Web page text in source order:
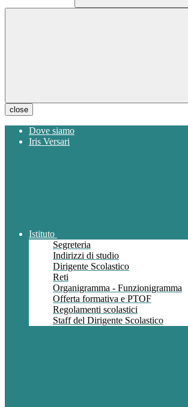
close
Dove siamo
Iris Versari
Istituto
Segreteria
Indirizzi di studio
Dirigente Scolastico
Reti
Organigramma - Funzionigramma
Offerta formativa e PTOF
Regolamenti scolastici
Staff del Dirigente Scolastico